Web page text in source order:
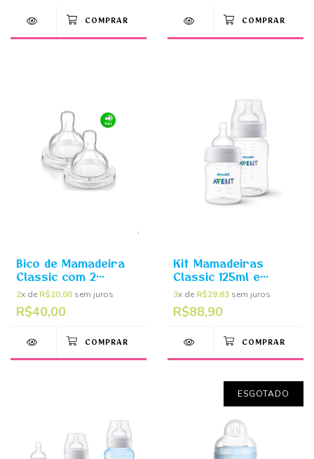
Bico de Mamadeira
Classic com 2
unidades 1m+ - Philips
Avent
2x de R$20,00 sem juros
R$40,00
Kit Mamadeiras
Classic 125ml e
260ml Transparente
– Philips Avent
3x de R$29,63 sem juros
R$88,90
ESGOTADO